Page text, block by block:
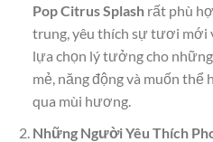
Pop Citrus Splashrất phù
trung, yêu thích sự tươi mới
lựa chọn lý tưởng cho
mẻ, năng động và muốn thể
qua mùi hương.
Những Người Yêu Thích